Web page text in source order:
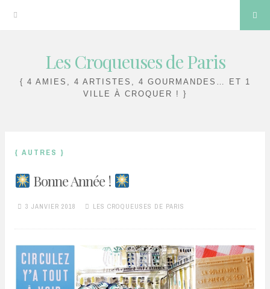
Les Croqueuses de Paris
{ 4 AMIES, 4 ARTISTES, 4 GOURMANDES… ET 1
VILLE À CROQUER ! }
{ AUTRES }
Bonne Année !
3 JANVIER 2018 LES CROQUEUSES DE PARIS